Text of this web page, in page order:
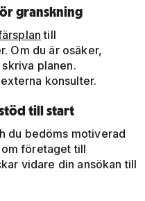
granskning
till
Om du är osäker,
planen.
konsulter.
till start
du bedöms motiverad
företaget till
vidare din ansökan till